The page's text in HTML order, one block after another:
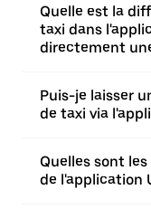
Quelle est la
taxi dans
directement
Puis-je laisser
de taxi via
Quelles sont
de l'application